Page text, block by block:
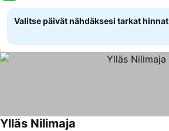
Valitse päivät nähdäksesi tarkat hinnat
Ylläs Nilimaja